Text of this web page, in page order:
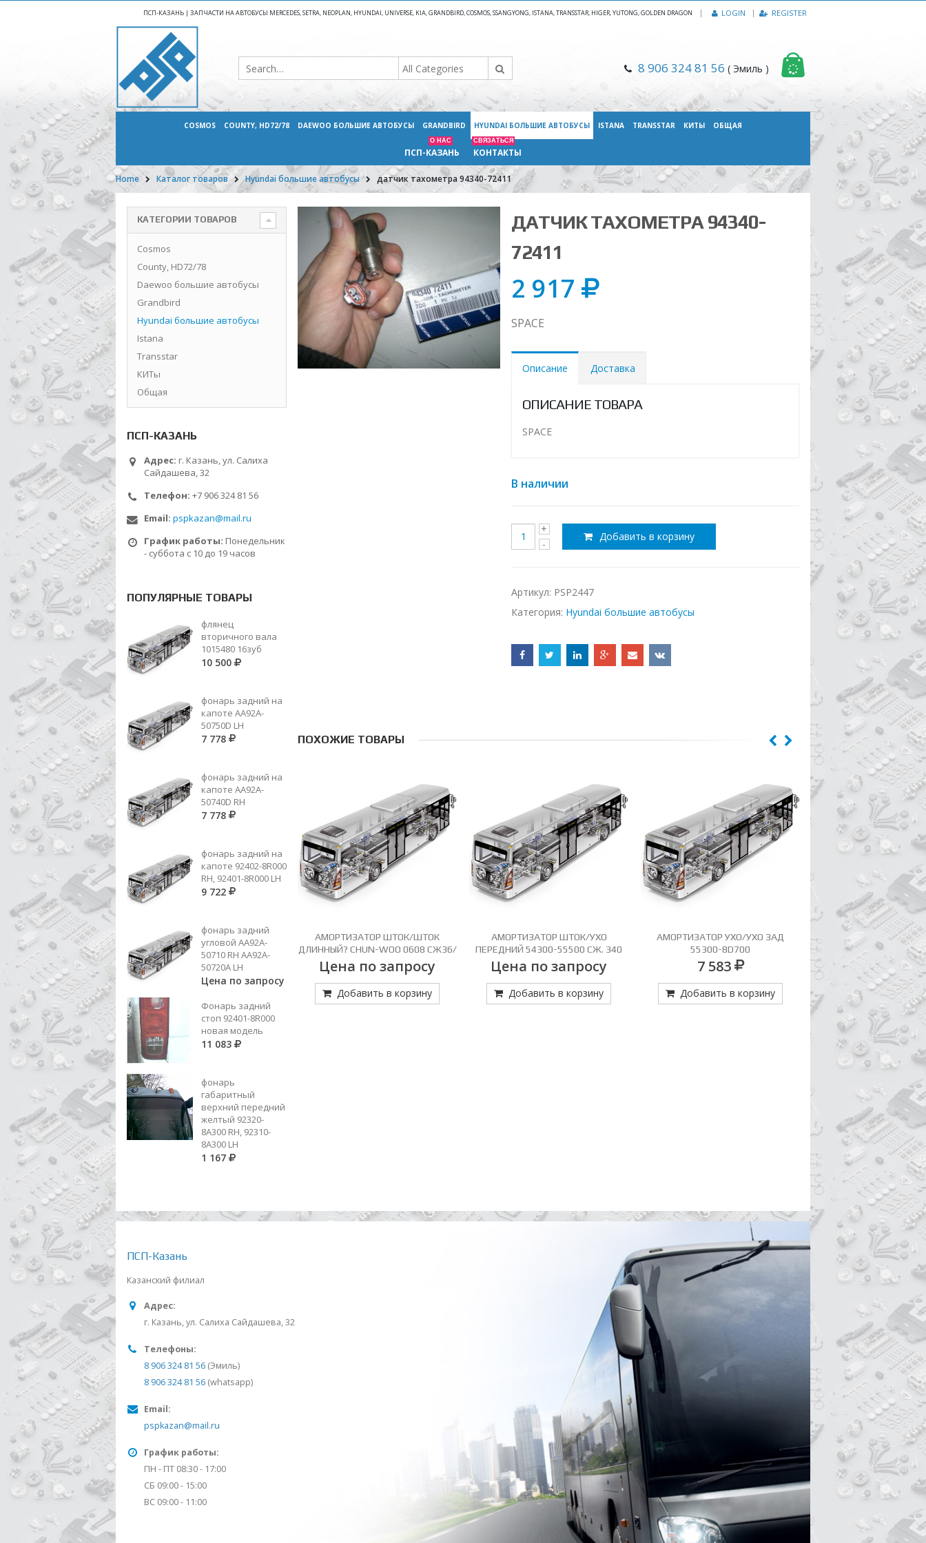
ПСП-КАЗАНЬ | ЗАПЧАСТИ НА АВТОБУСЫ MERCEDES, SETRA, NEOPLAN, HYUNDAI, UNIVERSE, KIA, GRANDBIRD, COSMOS, SSANGYONG, ISTANA, TRANSSTAR, HIGER, YUTONG, GOLDEN DRAGON | LOGIN REGISTER
8 906 324 81 56 ( Эмиль )
COSMOS COUNTY, HD72/78 DAEWOO БОЛЬШИЕ АВТОБУСЫ GRANDBIRD HYUNDAI БОЛЬШИЕ АВТОБУСЫ ISTANA TRANSSTAR КИТЫ ОБЩАЯ
ПСП-КАЗАНЬ
О НАС
КОНТАКТЫ
СВЯЗАТЬСЯ
Home Каталог товаров Hyundai большие автобусы датчик тахометра 94340-72411
ДАТЧИК ТАХОМЕТРА 94340-
72411
2 917
SPACE
Описание Доставка
ОПИСАНИЕ ТОВАРА
SPACE
В наличии
Добавить в корзину
Артикул: PSP2447
Категория: Hyundai большие автобусы
ПОХОЖИЕ ТОВАРЫ
АМОРТИЗАТОР УХО/УХО ПЕРЕДНИЙ
55300-83400, 54300-8A810,
СЖ.370 РАЗЖ.630
Цена по запросу
АМОРТИЗАТОР ШТОК/ШТОК
ДЛИННЫЙ? CHUN-WOO 0608 СЖ36/
РАЗЖ60,5
Цена по запросу
Добавить в корзину
АМОРТИЗАТОР ШТОК/УХО
ПЕРЕДНИЙ 54300-55500 СЖ. 340
РАЗЖ.580
Цена по запросу
Добавить в корзину
АМОРТИЗАТОР УХО/УХО ЗАД
55300-8D700
7 583
Добавить в корзину
АМОРТИЗАТОР ШТОК/
ТОЛСТЫЙ 55300-
6 806
Добавить в
КАТЕГОРИИ ТОВАРОВ
Cosmos
County, HD72/78
Daewoo большие автобусы
Grandbird
Hyundai большие автобусы
Istana
Transstar
КИТы
Общая
ПСП-КАЗАНЬ
Адрес: г. Казань, ул. Салиха
Сайдашева, 32
Телефон: +7 906 324 81 56
Email: pspkazan@mail.ru
График работы: Понедельник
- суббота с 10 до 19 часов
ПОПУЛЯРНЫЕ ТОВАРЫ
флянец
вторичного вала
1015480 16зуб
10 500
фонарь задний на
капоте AA92A-
50750D LH
7 778
фонарь задний на
капоте AA92A-
50740D RH
7 778
фонарь задний на
капоте 92402-8R000
RH, 92401-8R000 LH
9 722
фонарь задний
угловой AA92A-
50710 RH AA92A-
50720A LH
Цена по запросу
Фонарь задний
стоп 92401-8R000
новая модель
11 083
фонарь
габаритный
верхний передний
желтый 92320-
8A300 RH, 92310-
8А300 LH
1 167
ПСП-Казань
Казанский филиал
Адрес:
г. Казань, ул. Салиха Сайдашева, 32
Телефоны:
8 906 324 81 56 (Эмиль)
8 906 324 81 56 (whatsapp)
Email:
pspkazan@mail.ru
График работы:
ПН - ПТ 08:30 - 17:00
СБ 09:00 - 15:00
ВС 09:00 - 11:00